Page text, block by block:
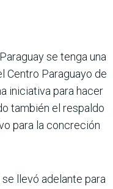
se tenga una
Centro Paraguayo de
iniciativa para hacer
también el respaldo
para la concreción
llevó adelante para